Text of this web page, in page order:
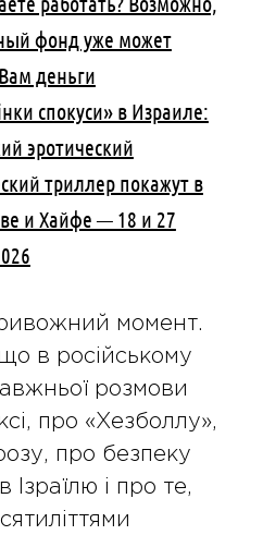
фонд уже может
деньги
спокуси» в Израиле:
эротический
триллер покажут в
и Хайфе — 18 и 27
момент.
в російському
розмови
про «Хезболлу»,
про безпеку
Ізраїлю і про те,